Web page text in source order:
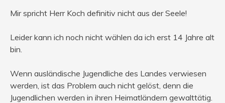
Mir spricht Herr Koch definitiv nicht aus der Seele!
Leider kann ich noch nicht wählen da ich erst 14 Jahre alt
bin.
Wenn ausländische Jugendliche des Landes verwiesen
werden, ist das Problem auch nicht gelöst, denn die
Jugendlichen werden in ihren Heimatländern gewalttätig.